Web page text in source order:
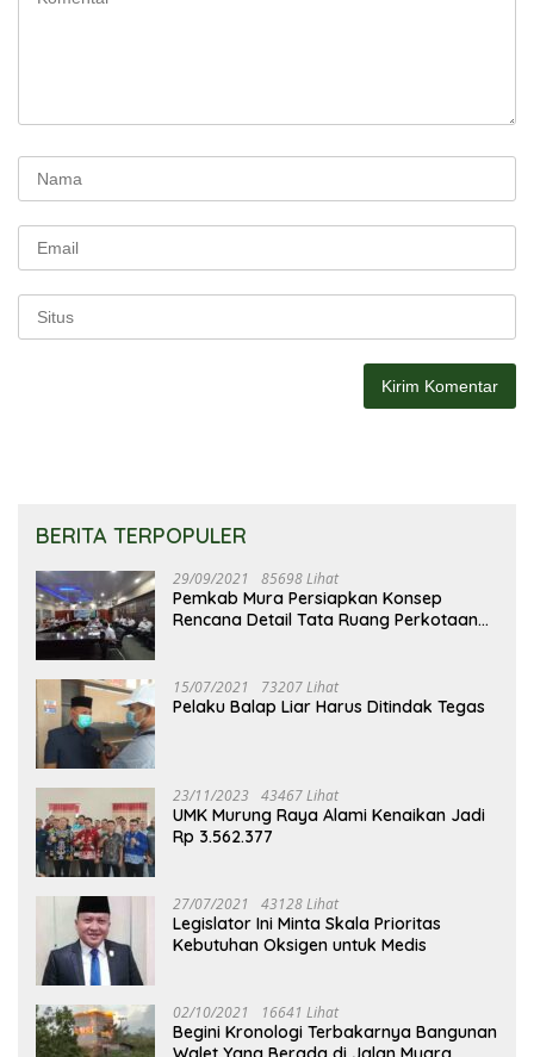
BERITA TERPOPULER
29/09/2021 85698 Lihat
Pemkab Mura Persiapkan Konsep
Rencana Detail Tata Ruang Perkotaan
15/07/2021 73207 Lihat
Pelaku Balap Liar Harus Ditindak Tegas
23/11/2023 43467 Lihat
UMK Murung Raya Alami Kenaikan Jadi
Rp 3.562.377
27/07/2021 43128 Lihat
Legislator Ini Minta Skala Prioritas
Kebutuhan Oksigen untuk Medis
02/10/2021 16641 Lihat
Begini Kronologi Terbakarnya Bangunan